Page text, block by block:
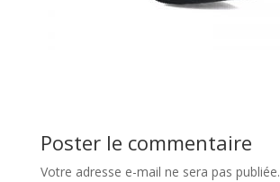
Poster le commentaire
Votre adresse e-mail ne sera pas publiée.